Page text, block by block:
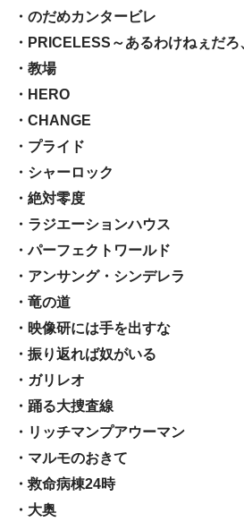
・のだめカンタービレ
・PRICELESS～あるわけねぇだろ
・教場
・HERO
・CHANGE
・プライド
・シャーロック
・絶対零度
・ラジエーションハウス
・パーフェクトワールド
・アンサング・シンデレラ
・竜の道
・映像研には手を出すな
・振り返れば奴がいる
・ガリレオ
・踊る大捜査線
・リッチマンプアウーマン
・マルモのおきて
・救命病棟24時
・大奥